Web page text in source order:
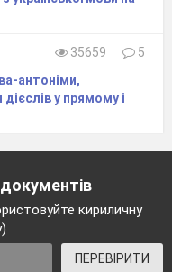
35659
5
антоніми,
у прямому і
кириличну
ПЕРЕВІРИТИ